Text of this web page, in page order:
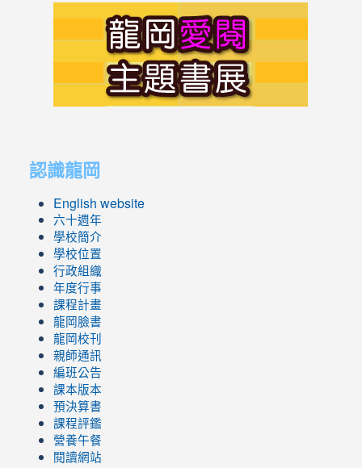
認識龍岡
English website
六十週年
學校簡介
學校位置
行政組織
年度行事
課程計畫
龍岡臉書
龍岡校刊
親師通訊
編班公告
課本版本
預決算書
課程評鑑
營養午餐
閱讀網站